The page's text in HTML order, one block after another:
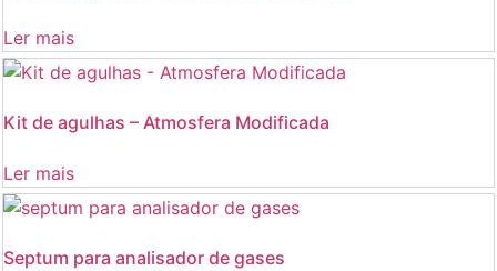
Ler mais
Kit de agulhas – Atmosfera Modificada
Ler mais
Septum para analisador de gases